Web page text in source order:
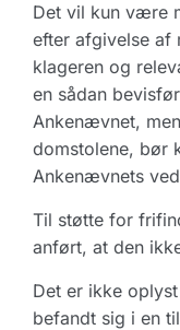
Det vil kun være
efter afgivelse af
klageren og
en sådan
Ankenævnet,
domstolene, bør
Ankenævnets
Til støtte for
anført, at den
Det er ikke
befandt sig i en